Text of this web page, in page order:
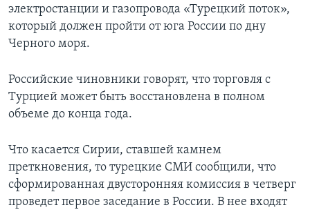
электростанции и газопровода «Турецкий поток»,
который должен пройти от юга России по дну
Черного моря.
Российские чиновники говорят, что торговля с
Турцией может быть восстановлена в полном
объеме до конца года.
Что касается Сирии, ставшей камнем
преткновения, то турецкие СМИ сообщили, что
сформированная двусторонняя комиссия в четверг
проведет первое заседание в России. В нее входят